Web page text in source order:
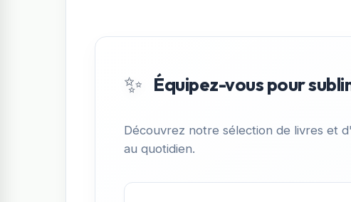
✨ Équipez-vous pour
Découvrez notre sélection de livres et
au quotidien.